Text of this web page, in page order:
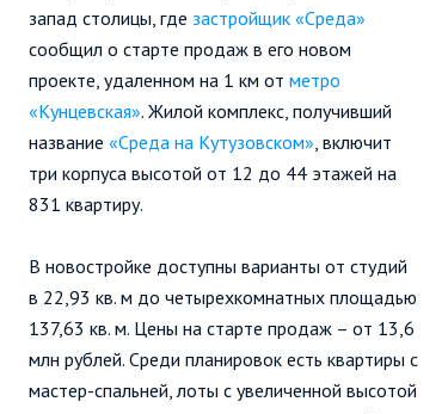
запад столицы, где застройщик «Среда»
сообщил о старте продаж в его новом
проекте, удаленном на 1 км от метро
«Кунцевская». Жилой комплекс, получивший
название «Среда на Кутузовском» , включит
три корпуса высотой от 12 до 44 этажей на
831 квартиру.
В новостройке доступны варианты от студий
в 22,93 кв. м до четырехкомнатных площадью
137,63 кв. м. Цены на старте продаж – от 13,6
млн рублей. Среди планировок есть квартиры с
мастер-спальней, лоты с увеличенной высотой